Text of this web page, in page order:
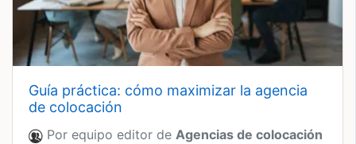
guía práctica: cómo maximizar la agencia
de colocación
Por equipo editor de Agencias de colocación